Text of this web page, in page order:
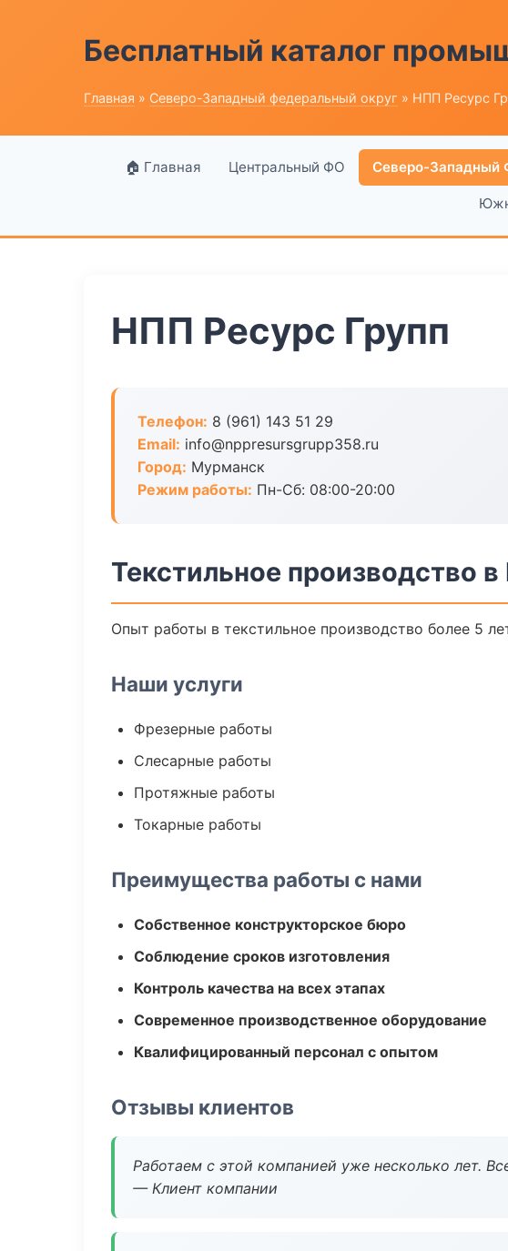
Бесплатный каталог
Главная » Северо-Западный федеральный округ » НПП Ресурс
🏠 Главная Центральный ФО Северо-Западный
НПП Ресурс Групп
Телефон: 8 (961) 143 51 29
Email: info@nppresursgrupp358.ru
Город: Мурманск
Режим работы: Пн-Сб: 08:00-20:00
Текстильное производство
Опыт работы в текстильное производство более 5
Наши услуги
Фрезерные работы
Слесарные работы
Протяжные работы
Токарные работы
Преимущества работы с нами
Собственное конструкторское бюро
Соблюдение сроков изготовления
Контроль качества на всех этапах
Современное производственное оборудование
Квалифицированный персонал с опытом
Отзывы клиентов
Работаем с этой компанией уже несколько лет.
— Клиент компании